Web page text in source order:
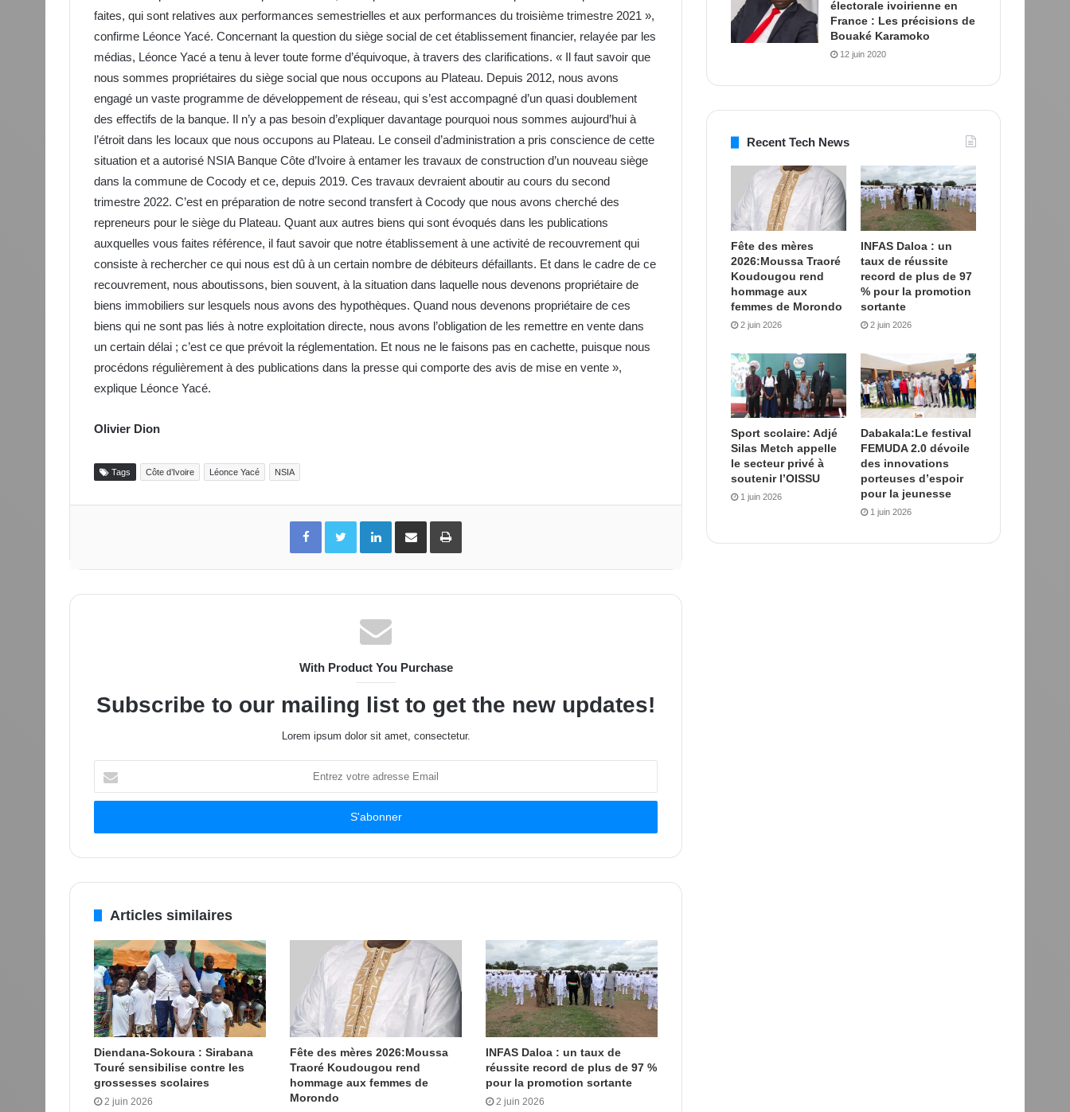
faites, qui sont relatives aux performances semestrielles et aux performances du troisième trimestre 2021 »,
confirme Léonce Yacé. Concernant la question du siège social de cet établissement financier, relayée par les
médias, Léonce Yacé a tenu à lever toute forme d’équivoque, à travers des clarifications. « Il faut savoir que
nous sommes propriétaires du siège social que nous occupons au Plateau. Depuis 2012, nous avons
engagé un vaste programme de développement de réseau, qui s’est accompagné d’un quasi doublement
des effectifs de la banque. Il n’y a pas besoin d’expliquer davantage pourquoi nous sommes aujourd’hui à
l’étroit dans les locaux que nous occupons au Plateau. Le conseil d’administration a pris conscience de cette
situation et a autorisé NSIA Banque Côte d’Ivoire à entamer les travaux de construction d’un nouveau siège
dans la commune de Cocody et ce, depuis 2019. Ces travaux devraient aboutir au cours du second
trimestre 2022. C’est en préparation de notre second transfert à Cocody que nous avons cherché des
repreneurs pour le siège du Plateau. Quant aux autres biens qui sont évoqués dans les publications
auxquelles vous faites référence, il faut savoir que notre établissement à une activité de recouvrement qui
consiste à rechercher ce qui nous est dû à un certain nombre de débiteurs défaillants. Et dans le cadre de ce
recouvrement, nous aboutissons, bien souvent, à la situation dans laquelle nous devenons propriétaire de
biens immobiliers sur lesquels nous avons des hypothèques. Quand nous devenons propriétaire de ces
biens qui ne sont pas liés à notre exploitation directe, nous avons l’obligation de les remettre en vente dans
un certain délai ; c’est ce que prévoit la réglementation. Et nous ne le faisons pas en cachette, puisque nous
procédons régulièrement à des publications dans la presse qui comporte des avis de mise en vente »,
explique Léonce Yacé.
Olivier Dion
Tags Côte d’Ivoire Léonce Yacé NSIA
FacebookTwitter LinkedinPartager par email Imprimer
With Product You Purchase
Subscribe to our mailing list to get the new updates!
Lorem ipsum dolor sit amet, consectetur.
votre
adresse
Articles similaires
Diendana-Sokoura : Sirabana
Touré sensibilise contre les
grossesses scolaires
2 juin 2026
Fête des mères 2026:Moussa
Traoré Koudougou rend
hommage aux femmes de
Morondo
INFAS Daloa : un taux de
réussite record de plus de 97 %
pour la promotion sortante
2 juin 2026
électorale ivoirienne en
France : Les précisions de
Bouaké Karamoko
12 juin 2020
Recent Tech News
Fête des mères
2026:Moussa Traoré
Koudougou rend
hommage aux
femmes de Morondo
2 juin 2026
INFAS Daloa : un
taux de réussite
record de plus de 97
% pour la promotion
sortante
2 juin 2026
Sport scolaire: Adjé
Silas Metch appelle
le secteur privé à
soutenir l’OISSU
1 juin 2026
Dabakala:Le festival
FEMUDA 2.0 dévoile
des innovations
porteuses d’espoir
pour la jeunesse
1 juin 2026